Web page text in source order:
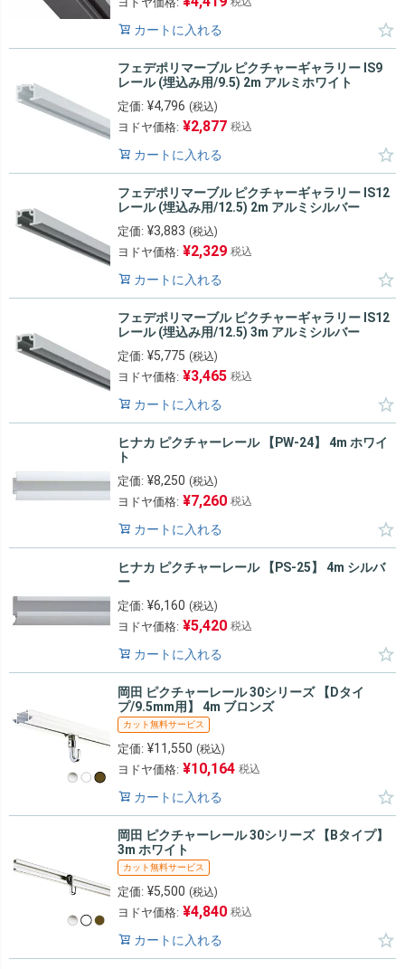
カートに入れる
フェデポリマーブル ピクチャーギャラリー IS9
レール (埋込み用/9.5) 2m アルミホワイト
定価: ¥4,796 (税込)
ヨドヤ価格: ¥2,877 税込
カートに入れる
フェデポリマーブル ピクチャーギャラリー IS12
レール (埋込み用/12.5) 2m アルミシルバー
定価: ¥3,883 (税込)
ヨドヤ価格: ¥2,329 税込
カートに入れる
フェデポリマーブル ピクチャーギャラリー IS12
レール (埋込み用/12.5) 3m アルミシルバー
定価: ¥5,775 (税込)
ヨドヤ価格: ¥3,465 税込
カートに入れる
ヒナカ ピクチャーレール 【PW-24】 4m ホワイ
ト
定価: ¥8,250 (税込)
ヨドヤ価格: ¥7,260 税込
カートに入れる
ヒナカ ピクチャーレール 【PS-25】 4m シルバ
ー
定価: ¥6,160 (税込)
ヨドヤ価格: ¥5,420 税込
カートに入れる
岡田 ピクチャーレール 30シリーズ 【Dタイ
プ/9.5mm用】 4m ブロンズ
カット無料サービス
定価: ¥11,550 (税込)
ヨドヤ価格: ¥10,164 税込
カートに入れる
岡田 ピクチャーレール 30シリーズ 【Bタイプ】
3m ホワイト
カット無料サービス
定価: ¥5,500 (税込)
ヨドヤ価格: ¥4,840 税込
カートに入れる